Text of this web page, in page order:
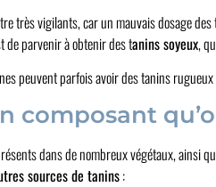
très vigilants, car un mauvais dosage
de parvenir à obtenir des tanins soyeux,
peuvent parfois avoir des tanins
composant
dans de nombreux végétaux, ainsi
sources de tanins: